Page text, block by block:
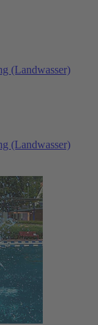
(Landwasser)
(Landwasser)